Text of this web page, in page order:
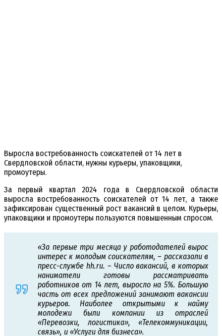
Выросла востребованность соискателей от 14 лет в
Свердловской области, нужны курьеры, упаковщики,
промоутеры.
За первый квартал 2024 года в Свердловской области
выросла востребованность соискателей от 14 лет, а также
зафиксирован существенный рост вакансий в целом. Курьеры,
упаковщики и промоутеры пользуются повышенным спросом.
«За первые три месяца у работодателей вырос
интерес к молодым соискателям, – рассказали в
пресс-службе hh.ru. – Число вакансий, в которых
наниматели готовы рассматривать
работников от 14 лет, выросло на 5%. Большую
часть от всех предложений занимают вакансии
курьеров. Наиболее открытыми к найму
молодежи были компании из отраслей
«Перевозки, логистика», «Телекоммуникации,
связь», и «Услуги для бизнеса».